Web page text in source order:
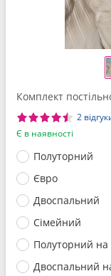
Комплект
2
Є в наявності
Полуторний
Євро
Двоспальний
Сімейний
Полуторний на
Двоспальний